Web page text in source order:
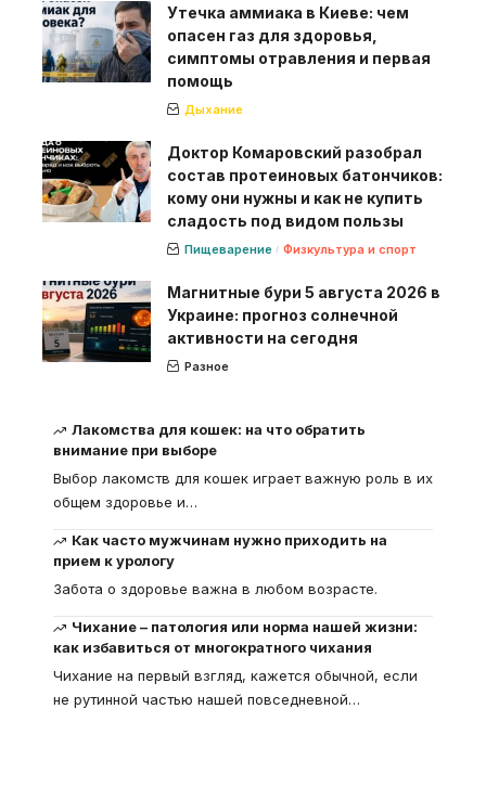
Утечка аммиака в Киеве: чем
опасен газ для здоровья,
симптомы отравления и первая
помощь
Дыхание
Доктор Комаровский разобрал
состав протеиновых батончиков:
кому они нужны и как не купить
сладость под видом пользы
Пищеварение Физкультура и спорт
Магнитные бури 5 августа 2026 в
Украине: прогноз солнечной
активности на сегодня
Разное
Лакомства для кошек: на что обратить
внимание при выборе
Выбор лакомств для кошек играет важную роль в их
общем здоровье и…
Как часто мужчинам нужно приходить на
прием к урологу
Забота о здоровье важна в любом возрасте.
Чихание – патология или норма нашей жизни:
как избавиться от многократного чихания
Чихание на первый взгляд, кажется обычной, если
не рутинной частью нашей повседневной…